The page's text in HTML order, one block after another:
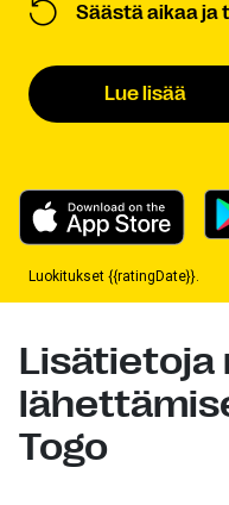
Säästä aikaa ja
Lue lisää
Luokitukset {{ratingDate}}.
Lisätietoja
Togo